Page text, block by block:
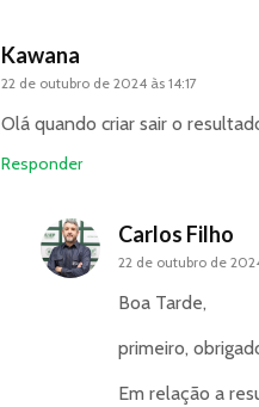
Kawana
22 de outubro de 2024 às 14:17
Olá quando criar sair o
Responder
Carlos Filho
22 de outubro de
Boa Tarde,
primeiro,
Em relação a